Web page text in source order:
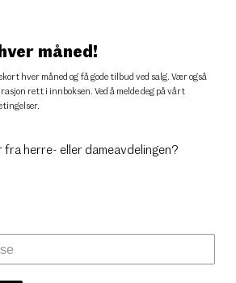
måned!
hver måned og få gode tilbud ved salg. Vær også
rett i innboksen. Ved å melde deg på vårt
.
herre- eller dameavdelingen?